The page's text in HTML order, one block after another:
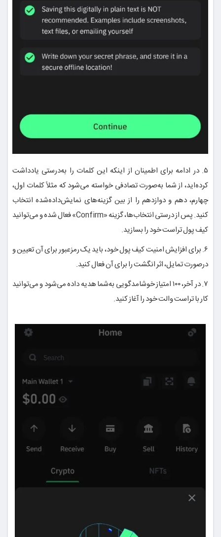
۵. در ادامه برای اطمینان از اینکه این کلمات را به‌درستی یادداشت
کرده‌اید، از شما به‌صورت تصادفی خواسته می‌شود که مثلاً کلمات اول،
چهارم، دهم و دوازدهم را از بین گزینه‌های نمایش‌داده‌شده انتخاب
کنید. پس از درستی انتخاب‌ها، گزینه «Confirm» فعال شده و می‌توانید
کیف پول تراست خود را بسازید.
۶. برای افزایش امنیت کیف پول خود، باید یک رمزعبور برای آن تعیین و
درصورت تمایل، اثر انگشت را برای آن فعال کنید.
۷. در آخر، ۱۰۰ امتیاز خوشامدگویی به‌شما هدیه داده می‌شود و می‌توانید
کار با تراست والت خود را آغاز کنید.